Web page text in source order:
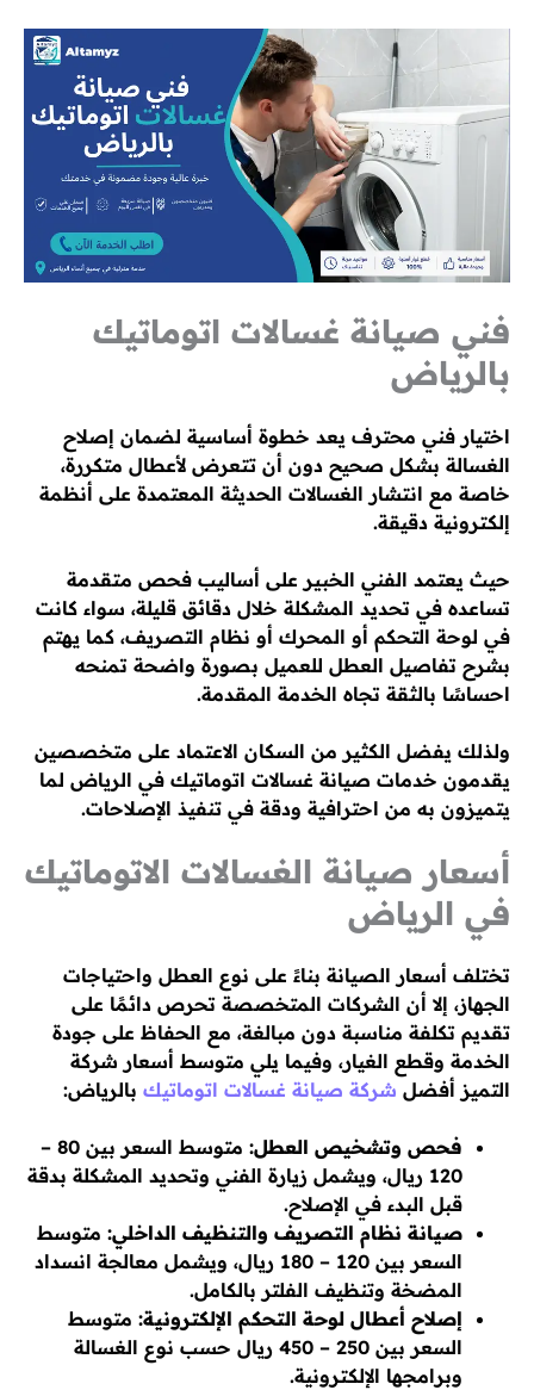
فني صيانة غسالات اتوماتيك
بالرياض
اختيار فني محترف يعد خطوة أساسية لضمان إصلاح
الغسالة بشكل صحيح دون أن تتعرض لأعطال متكررة،
خاصة مع انتشار الغسالات الحديثة المعتمدة على أنظمة
إلكترونية دقيقة.
حيث يعتمد الفني الخبير على أساليب فحص متقدمة
تساعده في تحديد المشكلة خلال دقائق قليلة، سواء كانت
في لوحة التحكم أو المحرك أو نظام التصريف، كما يهتم
بشرح تفاصيل العطل للعميل بصورة واضحة تمنحه
احساسًا بالثقة تجاه الخدمة المقدمة.
ولذلك يفضل الكثير من السكان الاعتماد على متخصصين
يقدمون خدمات صيانة غسالات اتوماتيك في الرياض لما
يتميزون به من احترافية ودقة في تنفيذ الإصلاحات.
أسعار صيانة الغسالات الاتوماتيك
في الرياض
تختلف أسعار الصيانة بناءً على نوع العطل واحتياجات
الجهاز، إلا أن الشركات المتخصصة تحرص دائمًا على
تقديم تكلفة مناسبة دون مبالغة، مع الحفاظ على جودة
الخدمة وقطع الغيار، وفيما يلي متوسط أسعار شركة
التميز أفضل شركة صيانة غسالات اتوماتيك بالرياض:
فحص وتشخيص العطل:
متوسط السعر بين 80 –
120 ريال، ويشمل زيارة الفني وتحديد المشكلة بدقة
قبل البدء في الإصلاح.
صيانة نظام التصريف والتنظيف الداخلي: متوسط
السعر بين 120 – 180 ريال، ويشمل معالجة انسداد
المضخة وتنظيف الفلتر بالكامل.
إصلاح أعطال لوحة التحكم الإلكترونية: متوسط
السعر بين 250 – 450 ريال حسب نوع الغسالة
وبرامجها الإلكترونية.